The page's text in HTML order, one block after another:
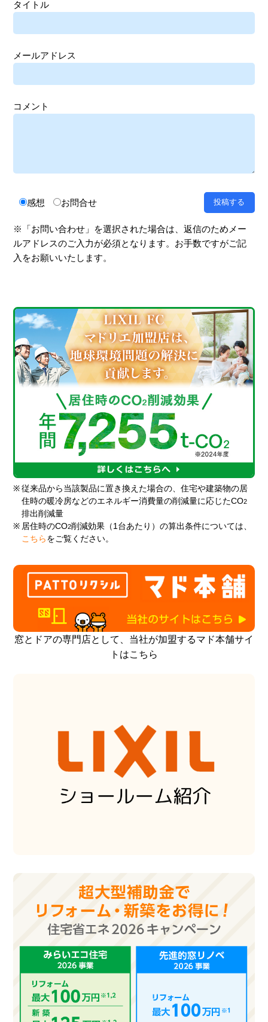
タイトル
メールアドレス
コメント
感想 お問合せ
※「お問い合わせ」を選択された場合は、返信のためメー
ルアドレスのご入力が必須となります。お手数ですがご記
入をお願いいたします。
※ 従来品から当該製品に置き換えた場合の、住宅や建築物の居
住時の暖冷房などのエネルギー消費量の削減量に応じたCO2
排出削減量
※ 居住時のCO2削減効果（1台あたり）の算出条件については、
こちら をご覧ください。
窓とドアの専門店として、当社が加盟するマド本舗サイ
トはこちら